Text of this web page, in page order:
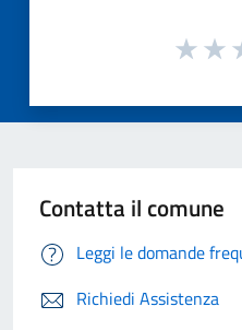
Contatta il comune
Leggi le domande
Richiedi Assistenza